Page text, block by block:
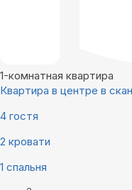
1-комнатная квартира
Квартира в центре в
4 гостя
2 кровати
1 спальня